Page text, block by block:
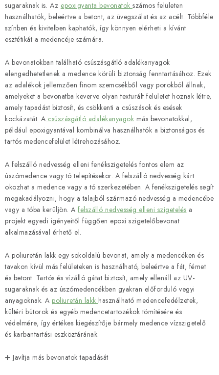
sugaraknak is. Az epoxigyanta bevonatok számos felületen
használhatók, beleértve a betont, az üvegszálat és az acélt. Többféle
színben és kivitelben kaphatók, így könnyen elérheti a kívánt
esztétikát a medencéje számára.
A bevonatokban található csúszásgátló adalékanyagok
elengedhetetlenek a medence körüli biztonság fenntartásához. Ezek
az adalékok jellemzően finom szemcsékből vagy porokból állnak,
amelyeket a bevonatba keverve olyan texturált felületet hoznak létre,
amely tapadást biztosít, és csökkenti a csúszások és esések
kockázatát. A csúszásgátló adalékanyagok más bevonatokkal,
például epoxigyantával kombinálva használhatók a biztonságos és
tartós medencefelület létrehozásához.
A felszálló nedvesség elleni fenékszigetelés fontos elem az
úszómedence vagy tó telepítésekor. A felszálló nedvesség kárt
okozhat a medence vagy a tó szerkezetében. A fenékszigetelés segít
megakadályozni, hogy a talajból származó nedvesség a medencébe
vagy a tóba kerüljön. A felszálló nedvesség elleni szigetelés a
projekt egyedi igényeitől függően epoxi szigetelőbevonat
alkalmazásával érhető el.
A poliuretán lakk egy sokoldalú bevonat, amely a medencéken és
tavakon kívül más felületeken is használható, beleértve a fát, fémet
és betont. Tartós és vízálló gátat biztosít, amely ellenáll az UV-
sugaraknak és az úszómedencékben gyakran előforduló vegyi
anyagoknak. A poliuretán lakk használható medencefedélzetek,
kültéri bútorok és egyéb medencetartozékok tömítésére és
védelmére, így értékes kiegészítője bármely medence vízszigetelő
és karbantartási eszköztárának.
➕ Javítja más bevonatok tapadását